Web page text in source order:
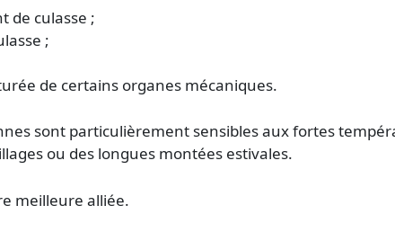
de culasse ;
;
de certains organes mécaniques.
sont particulièrement sensibles aux fortes
ou des longues montées estivales.
meilleure alliée.